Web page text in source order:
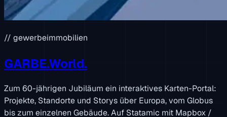
// gewerbeimmobilien
GARBE.World.
Zum 60-jährigen Jubiläum ein interaktives Karten-Portal:
Projekte, Standorte und Storys über Europa, vom Globus
bis zum einzelnen Gebäude. Auf Statamic mit Mapbox /